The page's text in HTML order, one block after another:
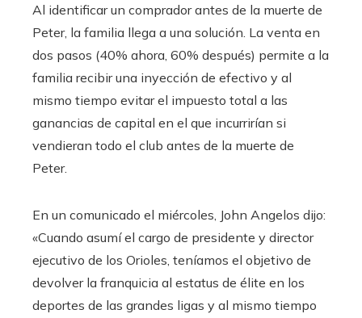
Al identificar un comprador antes de la muerte de
Peter, la familia llega a una solución. La venta en
dos pasos (40% ahora, 60% después) permite a la
familia recibir una inyección de efectivo y al
mismo tiempo evitar el impuesto total a las
ganancias de capital en el que incurrirían si
vendieran todo el club antes de la muerte de
Peter.
En un comunicado el miércoles, John Angelos dijo:
«Cuando asumí el cargo de presidente y director
ejecutivo de los Orioles, teníamos el objetivo de
devolver la franquicia al estatus de élite en los
deportes de las grandes ligas y al mismo tiempo